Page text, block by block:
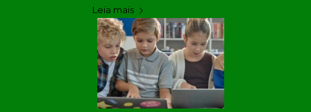
Leia mais